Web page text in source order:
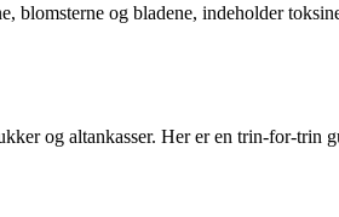
blomsterne og bladene, indeholder
og altankasser. Her er en trin-for-trin